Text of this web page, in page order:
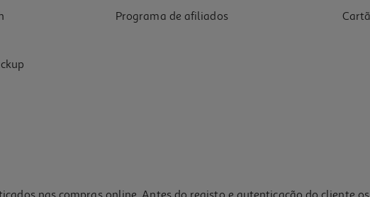
Programa de afiliados